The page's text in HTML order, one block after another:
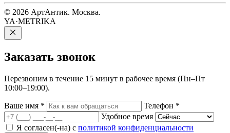
© 2026 АртАнтик. Москва.
YA·METRIKA
Заказать звонок
Перезвоним в течение 15 минут в рабочее время (Пн–Пт
10:00–19:00).
Ваше имя * Телефон *
Удобное время
Я согласен(-на) с политикой конфиденциальности